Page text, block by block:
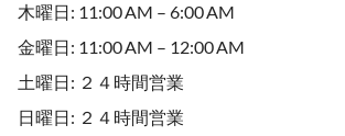
木曜日: 11:00 AM – 6:00 AM
金曜日: 11:00 AM – 12:00 AM
土曜日: ２４時間営業
日曜日: ２４時間営業